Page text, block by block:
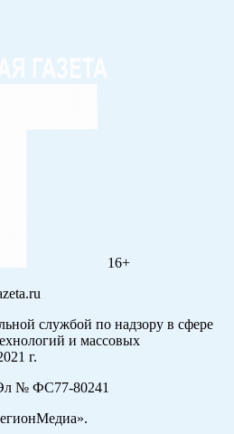
16+
службой по надзору в сфере
и массовых
г.
№ ФС77-80241